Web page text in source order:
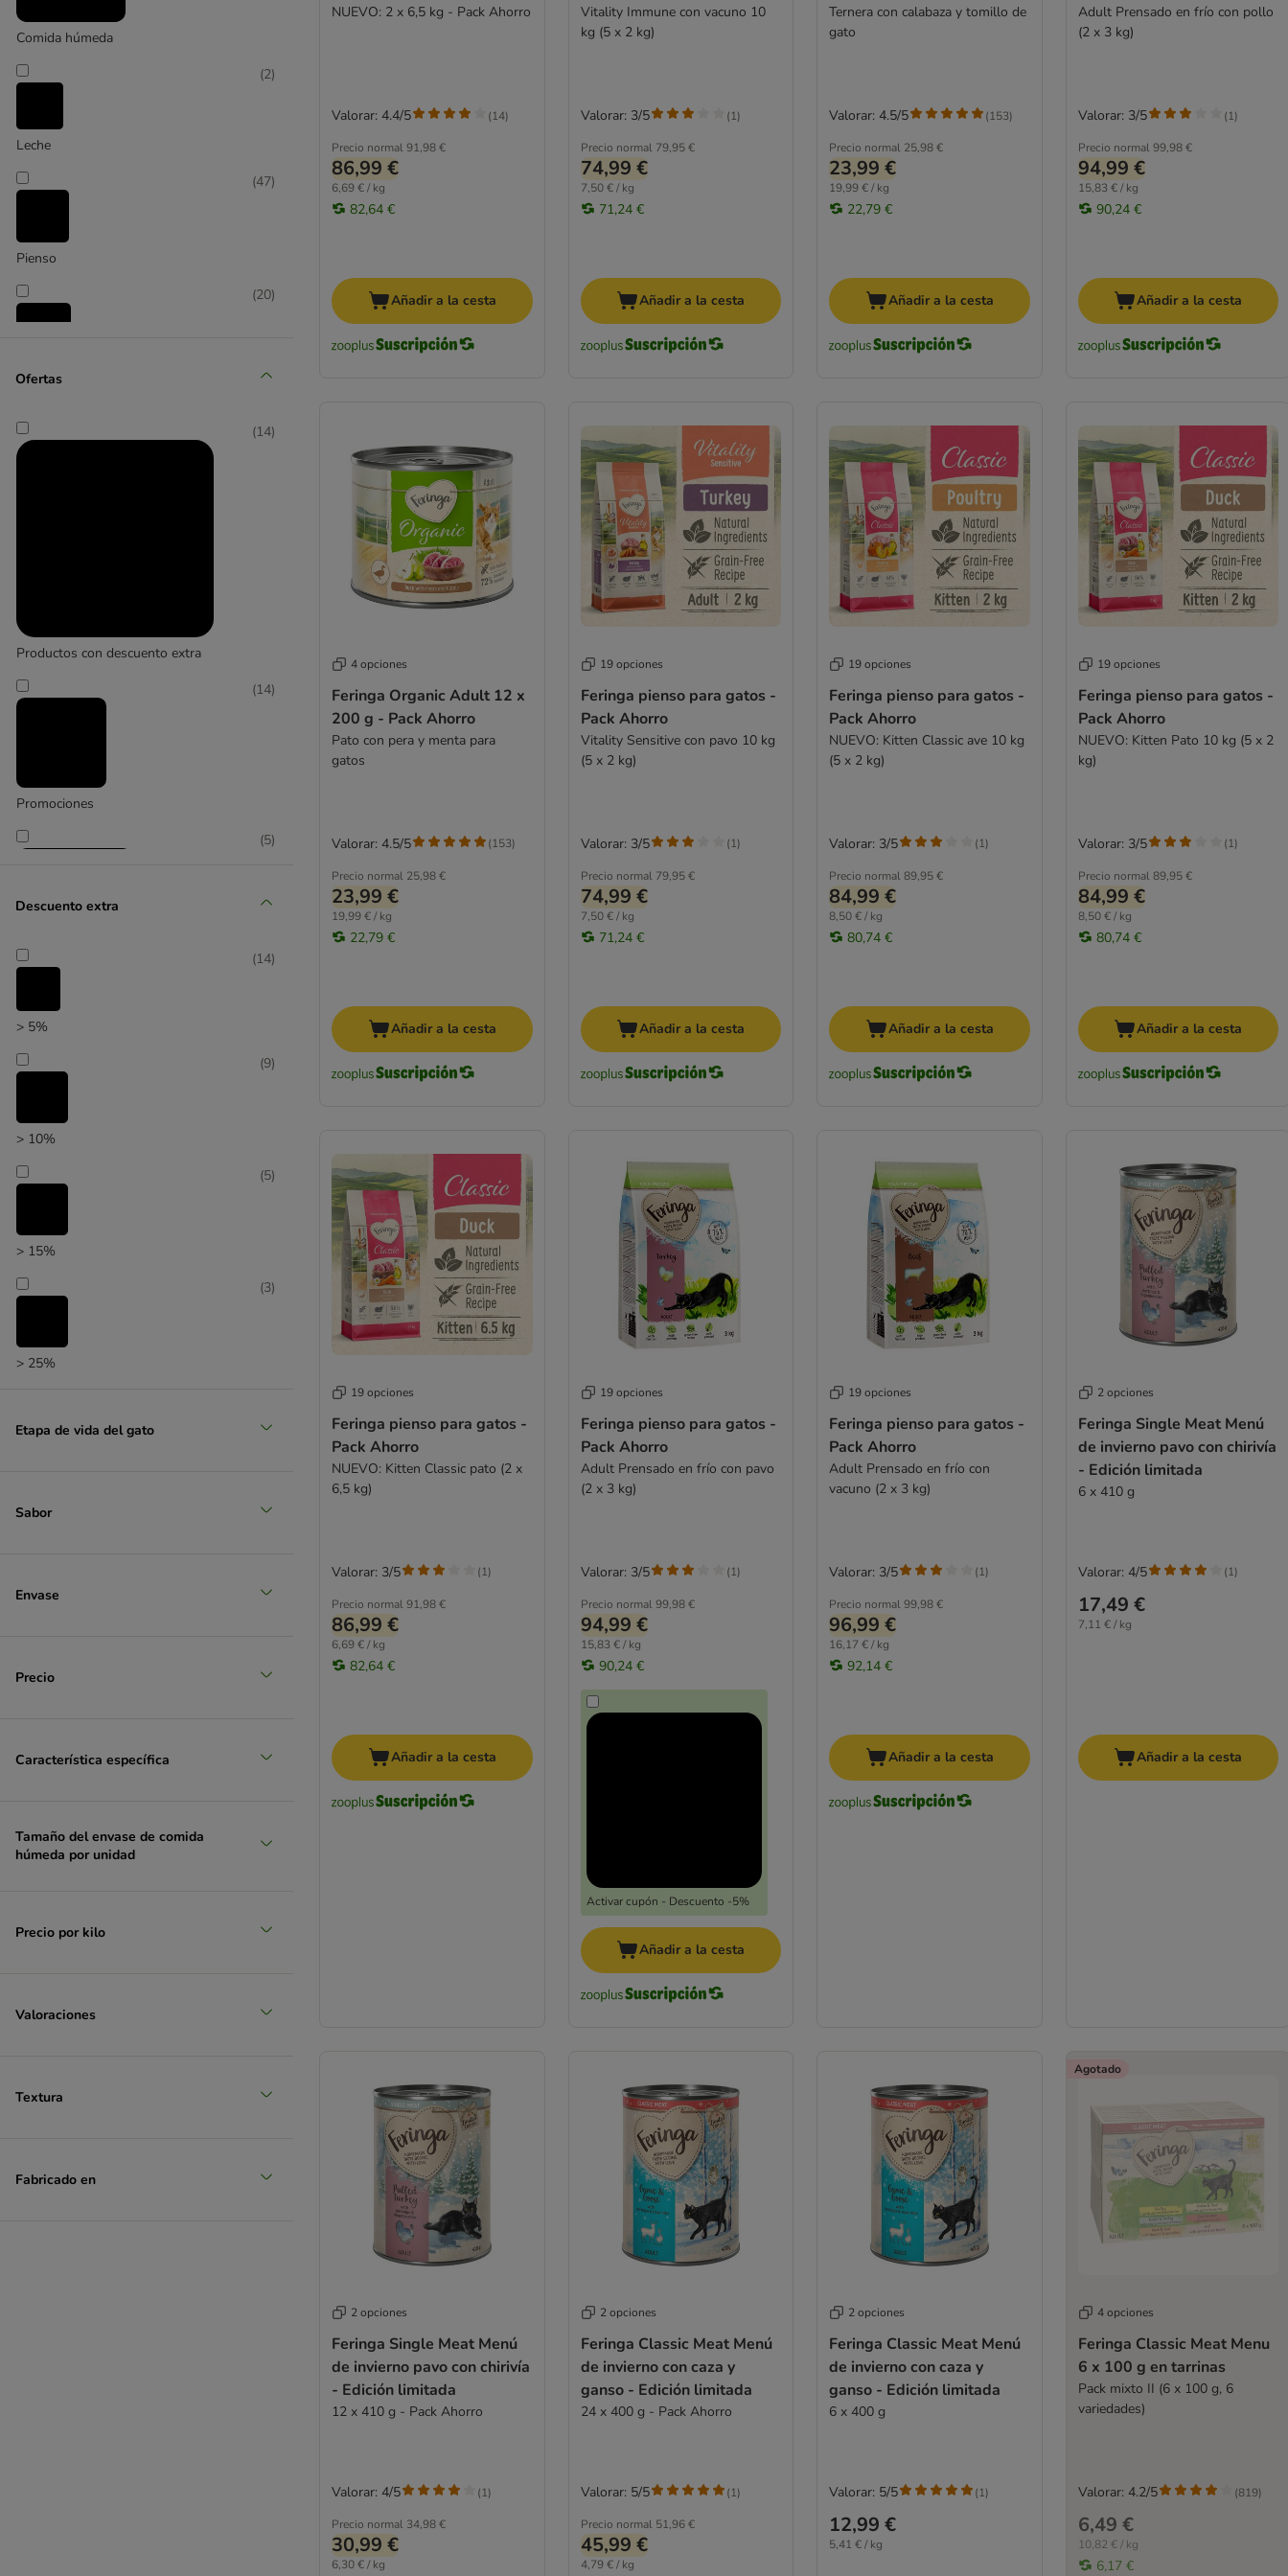
Purizon
Rosie's Farm
Taste of the Wild
Wild Freedom
Los más vendidos: pienso sin cereales
Los más vendidos: comida húmeda sin
Snacks sin cereales: los más vendidos
Comida húmeda
Leche
(2)
Pienso
(47)
Snacks
(20)
Ofertas
Productos con descuento extra
(14)
Promociones
(14)
(5)
Descuento extra
> 5%
(14)
> 10%
(9)
> 15%
(5)
> 25%
(3)
Etapa de vida del gato
Sabor
Envase
Precio
Característica específica
Tamaño del envase de comida
húmeda por unidad
Precio por kilo
Valoraciones
Textura
Fabricado en
NUEVO: 2 x 6,5 kg - Pack Ahorro
Precio normal91,98 €
86,99 €
6,69 € / kg
82,64 €
Valorar: 4.4/5 (14)
Añadir a la cesta
Vitality Immune con vacuno 10
kg (5 x 2 kg)
Precio normal 79,95 €
74,99 €
7,50 € / kg
71,24 €
Valorar: 3/5 (1)
Añadir a la cesta
Ternera con calabaza y tomillo de
gato
Precio normal 25,98 €
23,99 €
19,99 € / kg
22,79 €
Valorar: 4.5/5 (153)
Añadir a la cesta
Adult Prensado en frío con pollo
(2 x 3 kg)
Precio normal 99,98 €
94,99 €
15,83 € / kg
90,24 €
Valorar: 3/5 (1)
Añadir a la cesta
4 opciones
Feringa Organic Adult 12 x
200 g - Pack Ahorro
Pato con pera y menta para
gatos
Precio normal 25,98 €
23,99 €
19,99 € / kg
22,79 €
Valorar: 4.5/5 (153)
Añadir a la cesta
19 opciones
Feringa pienso para gatos -
Pack Ahorro
Vitality Sensitive con pavo 10 kg
(5 x 2 kg)
Precio normal 79,95 €
74,99 €
7,50 € / kg
71,24 €
Valorar: 3/5 (1)
Añadir a la cesta
19 opciones
Feringa pienso para gatos -
Pack Ahorro
NUEVO: Kitten Classic ave 10 kg
(5 x 2 kg)
Precio normal89,95 €
84,99 €
8,50 € / kg
80,74 €
Valorar: 3/5 (1)
Añadir a la cesta
19 opciones
Feringa pienso para gatos -
Pack Ahorro
NUEVO: Kitten Pato 10 kg (5 x 2
kg)
Precio normal 89,95 €
84,99 €
8,50 € / kg
80,74 €
Valorar: 3/5 (1)
Añadir a la cesta
19 opciones
Feringa pienso para gatos -
Pack Ahorro
NUEVO: Kitten Classic pato (2 x
6,5 kg)
Precio normal91,98 €
86,99 €
6,69 € / kg
82,64 €
Valorar: 3/5 (1)
Añadir a la cesta
19 opciones
Feringa pienso para gatos -
Pack Ahorro
Adult Prensado en frío con pavo
(2 x 3 kg)
Precio normal 99,98 €
94,99 €
15,83 € / kg
90,24 €
Activar cupón - Descuento -5%
Valorar: 3/5 (1)
Añadir a la cesta
19 opciones
Feringa pienso para gatos -
Pack Ahorro
Adult Prensado en frío con
vacuno (2 x 3 kg)
Precio normal99,98 €
96,99 €
16,17 € / kg
92,14 €
Valorar: 3/5 (1)
Añadir a la cesta
2 opciones
Feringa Single Meat Menú
de invierno pavo con chirivía
- Edición limitada
6 x 410 g
17,49 €
7,11 € / kg
Valorar: 4/5 (1)
Añadir a la cesta
2 opciones
Feringa Single Meat Menú
de invierno pavo con chirivía
- Edición limitada
12 x 410 g - Pack Ahorro
Precio normal 34,98 €
30,99 €
6,30 € / kg
Valorar: 4/5 (1)
2 opciones
Feringa Classic Meat Menú
de invierno con caza y
ganso - Edición limitada
24 x 400 g - Pack Ahorro
Precio normal 51,96 €
45,99 €
4,79 € / kg
Valorar: 5/5 (1)
2 opciones
Feringa Classic Meat Menú
de invierno con caza y
ganso - Edición limitada
6 x 400 g
12,99 €
5,41 € / kg
Valorar: 5/5 (1)
Agotado
4 opciones
Feringa Classic Meat Menu
6 x 100 g en tarrinas
Pack mixto II (6 x 100 g, 6
variedades)
6,49 €
10,82 € / kg
6,17 €
Valorar: 4.2/5 (819)